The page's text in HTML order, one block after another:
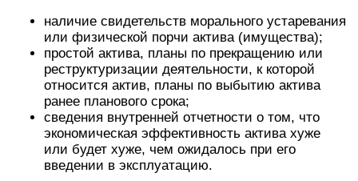
наличие свидетельств морального устаревания
или физической порчи актива (имущества);
простой актива, планы по прекращению или
реструктуризации деятельности, к которой
относится актив, планы по выбытию актива
ранее планового срока;
сведения внутренней отчетности о том, что
экономическая эффективность актива хуже
или будет хуже, чем ожидалось при его
введении в эксплуатацию.